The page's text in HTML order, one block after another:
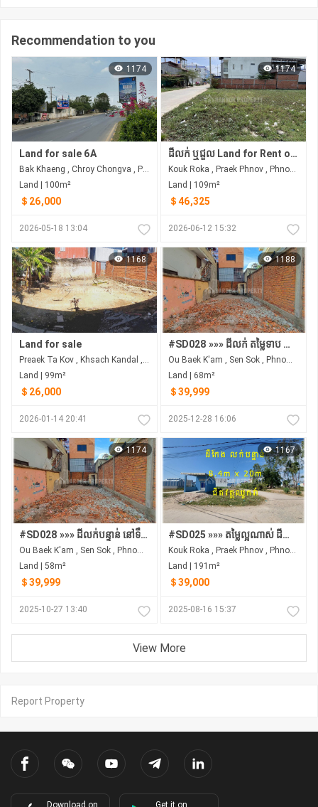
Recommendation to you
1174
Land for sale 6A
Bak Khaeng , Chroy Chongva , Phnom Penh
Land | 100m²
＄26,000
2026-05-18 13:04
1174
ដីលក់ ឬជួល Land for Rent or Sales
Kouk Roka , Praek Phnov , Phnom Penh
Land | 109m²
＄46,325
2026-06-12 15:32
1168
Land for sale
Preaek Ta Kov , Khsach Kandal , Kandal
Land | 99m²
＄26,000
2026-01-14 20:41
1188
#SD028 »»» ដីលក់ តម្លៃទាប នៅទឹកថ្លា ចម្ងាយតែ ៣០០ម ពីខុនដូ អារ៉ាខាវ៉ា ល្អសម្រាប់សង់ផ្ទះស្នាក់នៅ ដីនៅទីប្រជុំជន ជិតផ្សារ សាលារៀន មន្ទីពេទ្យ
Ou Baek K'am , Sen Sok , Phnom Penh
Land | 68m²
＄39,999
2025-12-28 16:06
1174
#SD028 »»» ដីលក់បន្ទាន់ នៅទឹកថ្លា តម្លៃទាប ចម្ងាយតែ ៣០០ម ពីខុនដូ អារ៉ាខាវ៉ា
Ou Baek K'am , Sen Sok , Phnom Penh
Land | 58m²
＄39,999
2025-10-27 13:40
1167
#SD025 »»» តម្លៃល្អណាស់ ដីកែង លក់បន្ទាន់ ចំងាយ ៥០០ម ពីផ្សារឈូកវ៉ា គោករកា
Kouk Roka , Praek Phnov , Phnom Penh
Land | 191m²
＄39,000
2025-08-16 15:37
View More
Report Property